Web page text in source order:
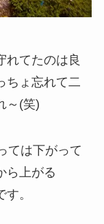
れてたのは良
ちょ忘れて二
～(笑)
ては下がって
ら上がる
。